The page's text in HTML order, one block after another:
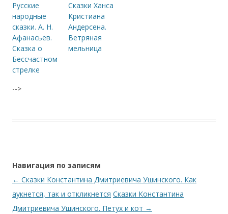
Русские
народные
сказки. А. Н.
Афанасьев.
Сказка о
Бессчастном
стрелке
Сказки Ханса
Кристиана
Андерсена.
Ветряная
мельница
-->
Навигация по записям
← Сказки Константина Дмитриевича Ушинского. Как
аукнется, так и откликнется Сказки Константина
Дмитриевича Ушинского. Петух и кот →